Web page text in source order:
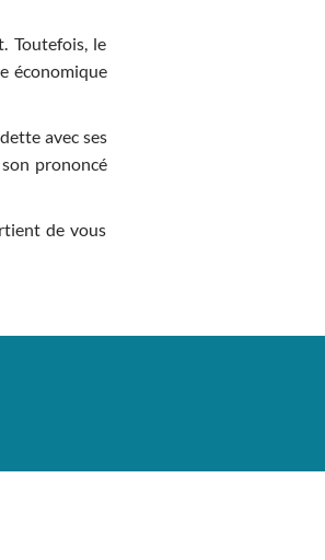
Toutefois, le
économique
avec ses
prononcé
de vous